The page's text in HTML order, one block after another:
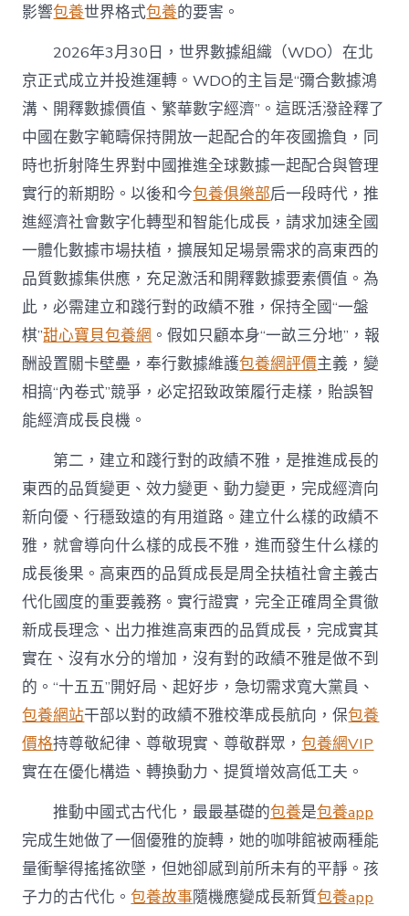
影響包養世界格式包養的要害。
2026年3月30日，世界數據組織（WDO）在北
京正式成立并投進運轉。WDO的主旨是“彌合數據鴻
溝、開釋數據價值、繁華數字經濟”。這既活潑詮釋了
中國在數字範疇保持開放一起配合的年夜國擔負，同
時也折射降生界對中國推進全球數據一起配合與管理
實行的新期盼。以後和今包養俱樂部后一段時代，推
進經濟社會數字化轉型和智能化成長，請求加速全國
一體化數據市場扶植，擴展知足場景需求的高東西的
品質數據集供應，充足激活和開釋數據要素價值。為
此，必需建立和踐行對的政績不雅，保持全國“一盤
棋”甜心寶貝包養網 。假如只顧本身“一畝三分地”，報
酬設置關卡壁壘，奉行數據維護包養網評價主義，變
相搞“內卷式”競爭，必定招致政策履行走樣，貽誤智
能經濟成長良機。
第二，建立和踐行對的政績不雅，是推進成長的
東西的品質變更、效力變更、動力變更，完成經濟向
新向優、行穩致遠的有用道路。建立什么樣的政績不
雅，就會導向什么樣的成長不雅，進而發生什么樣的
成長後果。高東西的品質成長是周全扶植社會主義古
代化國度的重要義務。實行證實，完全正確周全貫徹
新成長理念、出力推進高東西的品質成長，完成實其
實在、沒有水分的增加，沒有對的政績不雅是做不到
的。“十五五”開好局、起好步，急切需求寬大黨員、
包養網站干部以對的政績不雅校準成長航向，保包養
價格持尊敬紀律、尊敬現實、尊敬群眾，包養網VIP
實在在優化構造、轉換動力、提質增效高低工夫。
推動中國式古代化，最最基礎的包養是包養app
完成生她做了一個優雅的旋轉，她的咖啡館被兩種能
量衝擊得搖搖欲墜，但她卻感到前所未有的平靜。孩
子力的古代化。包養故事隨機應變成長新質包養app